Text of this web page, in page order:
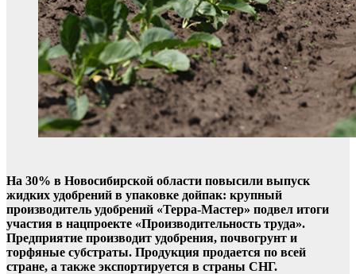
На 30% в Новосибирской области повысили выпуск
жидких удобрений в упаковке дойпак: крупный
производитель удобрений «Терра-Мастер» подвел итоги
участия в нацпроекте «Производительность труда».
Предприятие производит удобрения, почвогрунт и
торфяные субстраты. Продукция продается по всей
стране, а также экспортируется в страны СНГ.